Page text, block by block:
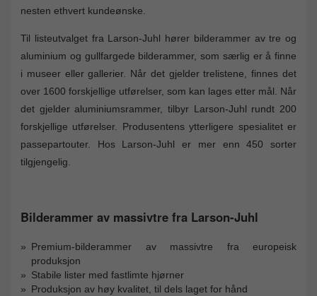
nesten ethvert kundeønske.
Til listeutvalget fra Larson-Juhl hører bilderammer av tre og
aluminium og gullfargede bilderammer, som særlig er å finne
i museer eller gallerier. Når det gjelder trelistene, finnes det
over 1600 forskjellige utførelser, som kan lages etter mål. Når
det gjelder aluminiumsrammer, tilbyr Larson-Juhl rundt 200
forskjellige utførelser. Produsentens ytterligere spesialitet er
passepartouter. Hos Larson-Juhl er mer enn 450 sorter
tilgjengelig.
Bilderammer av massivtre fra Larson-Juhl
Premium-bilderammer av massivtre fra europeisk
produksjon
Stabile lister med fastlimte hjørner
Produksjon av høy kvalitet, til dels laget for hånd